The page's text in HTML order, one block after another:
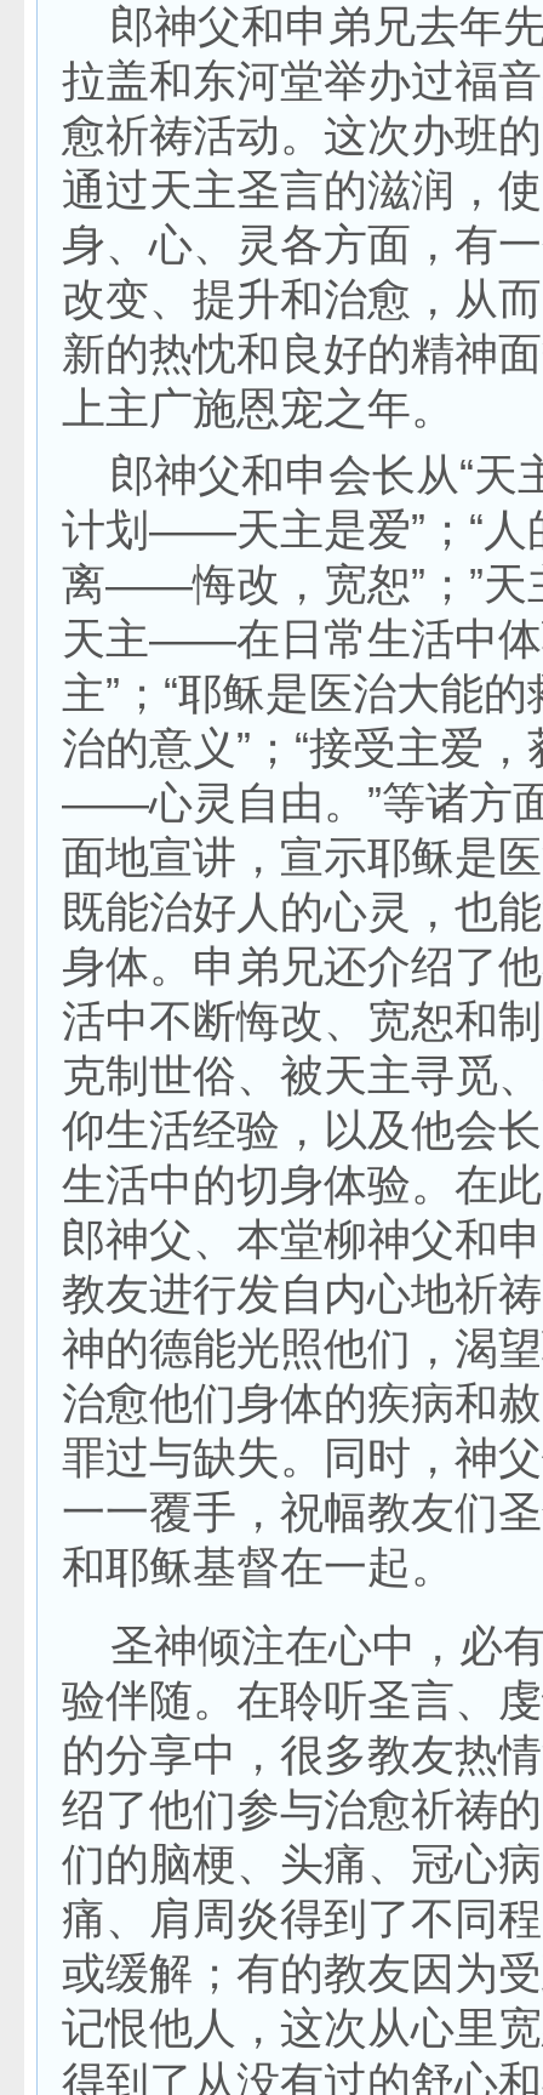
郎神父和申弟兄去年
拉盖和东河堂举办过福
愈祈祷活动。这次办班
通过天主圣言的滋润，
身、心、灵各方面，有
改变、提升和治愈，从
新的热忱和良好的精神
上主广施恩宠之年。
郎神父和申会长从“天
计划——天主是爱”；“人
离——悔改，宽恕”；”天
天主——在日常生活中
主”；“耶稣是医治大能
治的意义”；“接受主爱
——心灵自由。”等诸方
面地宣讲，宣示耶稣是
既能治好人的心灵，也
身体。申弟兄还介绍了
活中不断悔改、宽恕和
克制世俗、被天主寻觅
仰生活经验，以及他会
生活中的切身体验。在
郎神父、本堂柳神父和
教友进行发自内心地祈
神的德能光照他们，渴
治愈他们身体的疾病和
罪过与缺失。同时，神
一一覆手，祝幅教友们
和耶稣基督在一起。
圣神倾注在心中，必
验伴随。在聆听圣言、
的分享中，很多教友热
绍了他们参与治愈祈祷
们的脑梗、头痛、冠心
痛、肩周炎得到了不同
或缓解；有的教友因为
记恨他人，这次从心里
得到了从没有过的舒心